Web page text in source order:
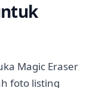
Magic Eraser
foto listing